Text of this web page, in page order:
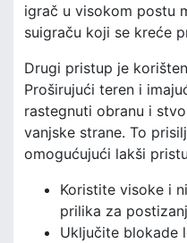
igrač u visokom postu
suigraču koji se kreće
Drugi pristup je
Proširujući teren i
rastegnuti obranu i
vanjske strane. To
omogućujući lakši
Koristite visoke i
prilika za
Uključite blokade